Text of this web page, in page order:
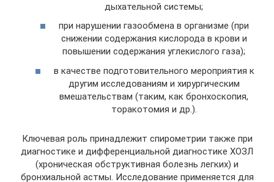
дыхательной системы;
при нарушении газообмена в организме (при
снижении содержания кислорода в крови и
повышении содержания углекислого газа);
в качестве подготовительного мероприятия к
другим исследованиям и хирургическим
вмешательствам (таким, как бронхоскопия,
торакотомия и др.).
Ключевая роль принадлежит спирометрии также при
диагностике и дифференциальной диагностике ХОЗЛ
(хроническая обструктивная болезнь легких) и
бронхиальной астмы. Исследование применяется для